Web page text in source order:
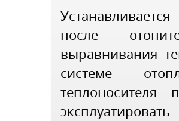
после
выравнивания
системе
теплоносителя